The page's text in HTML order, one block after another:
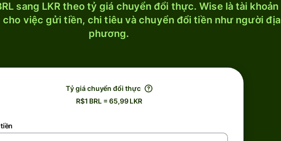
sang LKR theo tỷ giá chuyển đổi thực. Wise là tài khoản
việc gửi tiền, chi tiêu và chuyển đổi tiền như người địa
phương.
Tỷ giá chuyển đổi thực
R$1 BRL = 65,99 LKR